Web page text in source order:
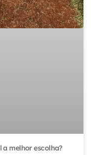
a melhor escolha?